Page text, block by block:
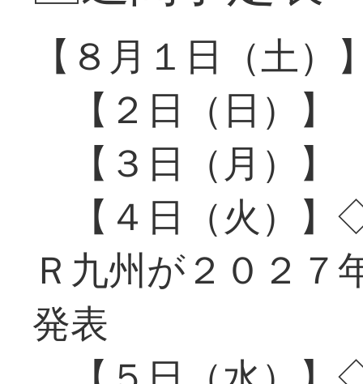
【８月１日（土）
【２日（日）】
【３日（月）】
【４日（火）】
Ｒ九州が２０２７
発表